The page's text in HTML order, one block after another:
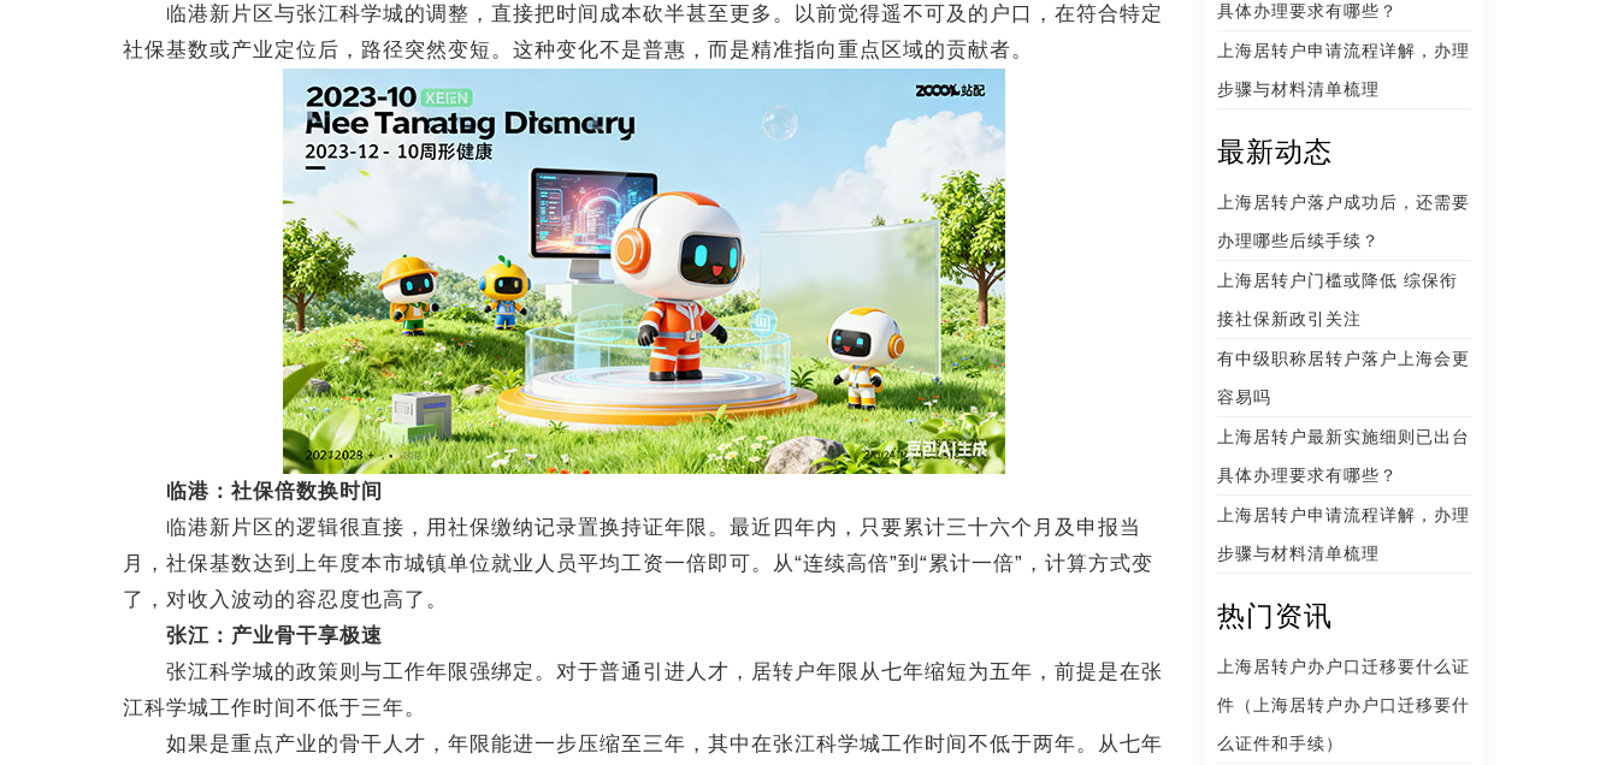
临港新片区与张江科学城的调整，直接把时间成本砍半甚至更多。以前觉得遥不可及的户口，在符合特定
社保基数或产业定位后，路径突然变短。这种变化不是普惠，而是精准指向重点区域的贡献者。
临港：社保倍数换时间
临港新片区的逻辑很直接，用社保缴纳记录置换持证年限。最近四年内，只要累计三十六个月及申报当
月，社保基数达到上年度本市城镇单位就业人员平均工资一倍即可。从“连续高倍”到“累计一倍”，计算方式变
了，对收入波动的容忍度也高了。
张江：产业骨干享极速
张江科学城的政策则与工作年限强绑定。对于普通引进人才，居转户年限从七年缩短为五年，前提是在张
江科学城工作时间不低于三年。
如果是重点产业的骨干人才，年限能进一步压缩至三年，其中在张江科学城工作时间不低于两年。从七年
具体办理要求有哪些？
上海居转户申请流程详解，办理
步骤与材料清单梳理
最新动态
上海居转户落户成功后，还需要
办理哪些后续手续？
上海居转户门槛或降低 综保衔
接社保新政引关注
有中级职称居转户落户上海会更
容易吗
上海居转户最新实施细则已出台
具体办理要求有哪些？
上海居转户申请流程详解，办理
步骤与材料清单梳理
热门资讯
上海居转户办户口迁移要什么证
件（上海居转户办户口迁移要什
么证件和手续）